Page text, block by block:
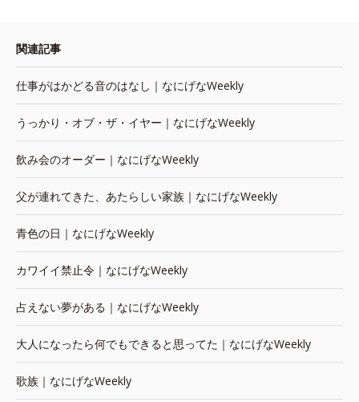
関連記事
仕事がはかどる音のはなし｜なにげなWeekly
うっかり・オブ・ザ・イヤー｜なにげなWeekly
飲み会のオーダー｜なにげなWeekly
父が連れてきた、あたらしい家族｜なにげなWeekly
青色の日｜なにげなWeekly
カワイイ禁止令｜なにげなWeekly
占えない夢がある｜なにげなWeekly
大人になったら何でもできると思ってた｜なにげなWeekly
歌族｜なにげなWeekly